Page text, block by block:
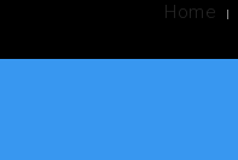
Home